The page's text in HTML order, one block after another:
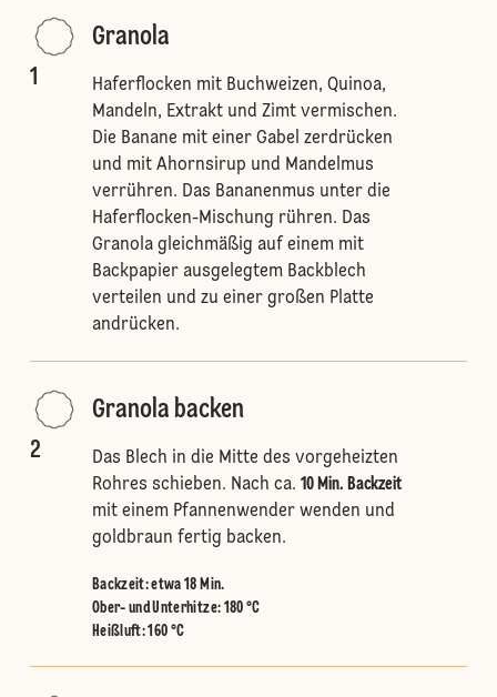
1
Granola
Haferflocken mit Buchweizen, Quinoa,
Mandeln, Extrakt und Zimt vermischen.
Die Banane mit einer Gabel zerdrücken
und mit Ahornsirup und Mandelmus
verrühren. Das Bananenmus unter die
Haferflocken-Mischung rühren. Das
Granola gleichmäßig auf einem mit
Backpapier ausgelegtem Backblech
verteilen und zu einer großen Platte
andrücken.
2
Granola backen
Das Blech in die Mitte des vorgeheizten
Rohres schieben. Nach ca. 10 Min. Backzeit
mit einem Pfannenwender wenden und
goldbraun fertig backen.
Backzeit: etwa 18 Min.
Ober- und Unterhitze: 180 °C
Heißluft:160 °C